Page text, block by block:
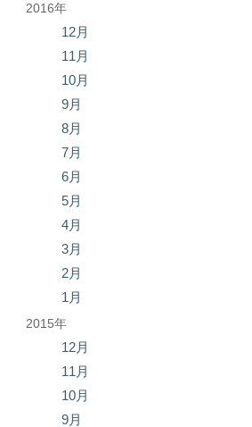
2016年
12月
11月
10月
9月
8月
7月
6月
5月
4月
3月
2月
1月
2015年
12月
11月
10月
9月